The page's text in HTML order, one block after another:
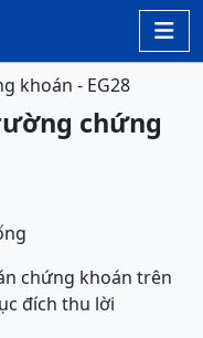

khoán - EG28
chứng
chứng khoán trên
đích thu lời